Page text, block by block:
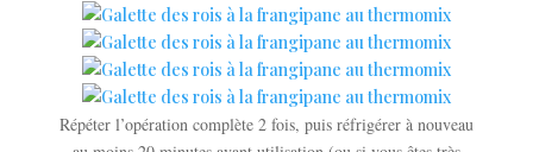
Répéter l’opération complète 2 fois, puis réfrigérer à nouveau